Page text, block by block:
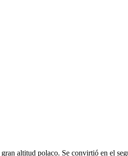
altitud polaco. Se convirtió en el